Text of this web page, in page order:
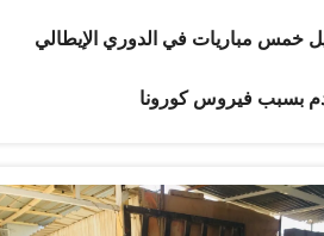
خمس مباريات في الدوري الإيطالي
بسبب فيروس كورونا